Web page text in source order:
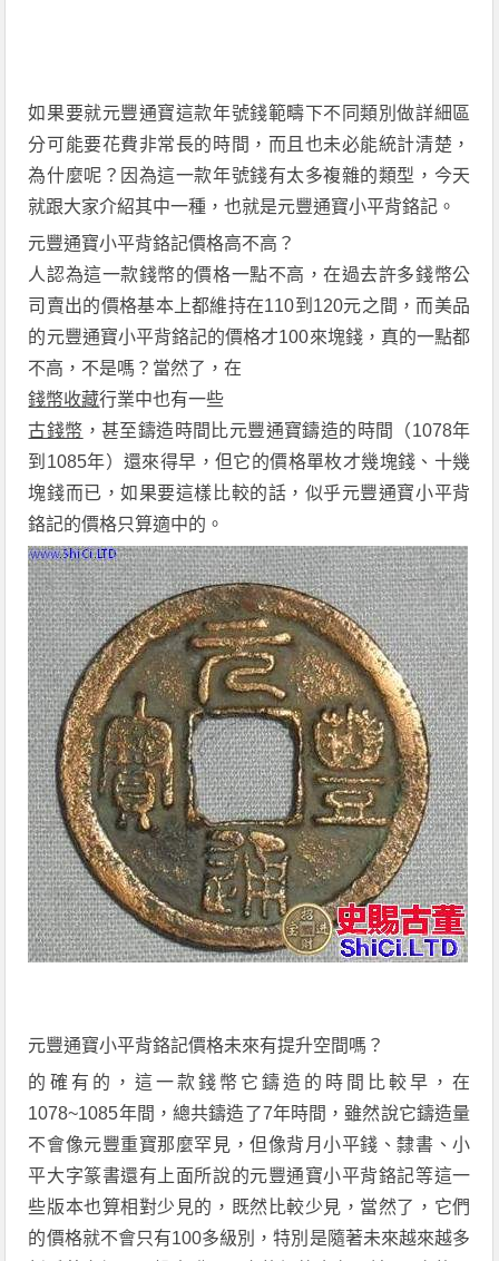
如果要就元豐通寶這款年號錢範疇下不同類別做詳細區
分可能要花費非常長的時間，而且也未必能統計清楚，
為什麼呢？因為這一款年號錢有太多複雜的類型，今天
就跟大家介紹其中一種，也就是元豐通寶小平背鉻記。
元豐通寶小平背鉻記價格高不高 ？
人認為這一款錢幣的價格一點不高，在過去許多錢幣公
司賣出的價格基本上都維持在110到 120元之間， 而美品
的元豐通寶小平背鉻記的價格才100來塊錢，真的一點都
不高，不是嗎？當然了，在
錢幣收藏行業中也有一些
古錢幣 ，甚至鑄造時間比元豐通寶鑄造的時間（1078年
到 1085年）還來得早，但它的價格單枚才幾塊錢、十幾
塊錢而已，如果要這樣比較的話，似乎元豐通寶小平背
鉻記的價格只算適中的。
元豐通寶小平背鉻記價格未來有提升空間嗎？
的確有的，這一款錢幣它鑄造的時間比較早，在
1078~1085年間，總共鑄造了7年時間，雖然說它鑄造量
不會像元豐重寶那麼罕見，但像背月小平錢、隸書、小
平大字篆書還有上面所說的元豐通寶小平背鉻記等這一
些版本也算相對少見的，既然比較少見，當然了，它們
的價格就不會只有100多級別，特別是隨著未來越來越多